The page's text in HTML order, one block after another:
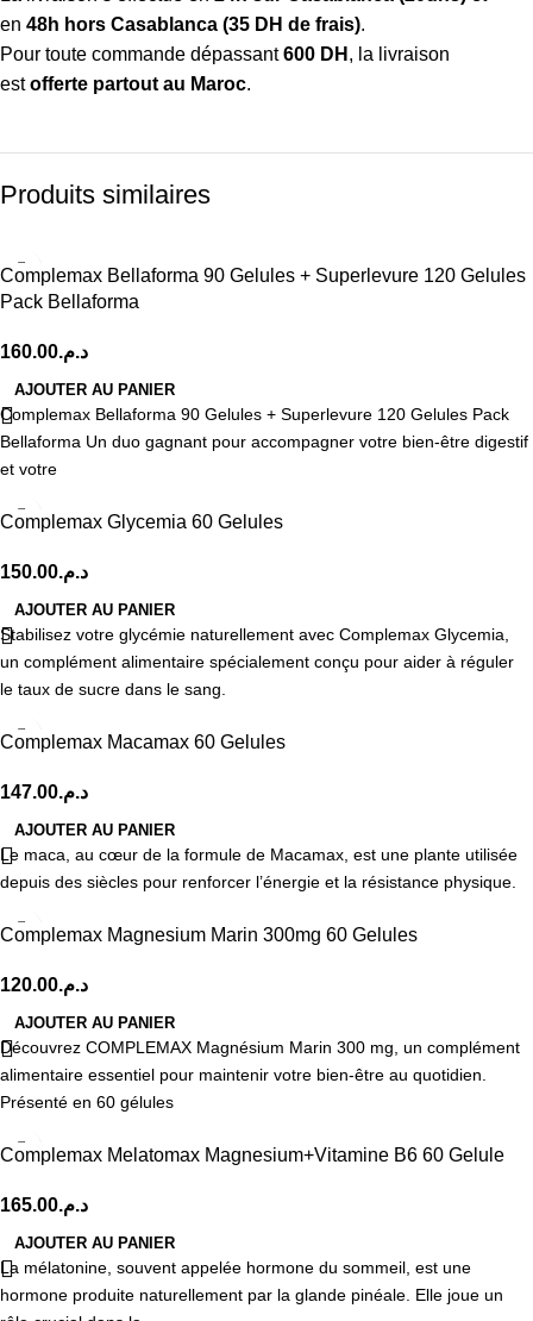
en 48h hors Casablanca (35 DH de frais).
Pour toute commande dépassant600 DH , la livraison
estofferte partout au Maroc.
Produits similaires
Complemax Bellaforma 90 Gelules + Superlevure 120 Gelules
Pack Bellaforma
د.م.160.00
AJOUTER AU PANIER
Complemax Bellaforma 90 Gelules + Superlevure 120 Gelules Pack
Bellaforma Un duo gagnant pour accompagner votre bien-être digestif
et votre
Complemax Glycemia 60 Gelules
د.م.150.00
AJOUTER AU PANIER
Stabilisez votre glycémie naturellement avec Complemax Glycemia,
un complément alimentaire spécialement conçu pour aider à réguler
le taux de sucre dans le sang.
Complemax Macamax 60 Gelules
د.م.147.00
AJOUTER AU PANIER
Le maca, au cœur de la formule de Macamax, est une plante utilisée
depuis des siècles pour renforcer l’énergie et la résistance physique.
Complemax Magnesium Marin 300mg 60 Gelules
د.م.120.00
AJOUTER AU PANIER
Découvrez COMPLEMAX Magnésium Marin 300 mg, un complément
alimentaire essentiel pour maintenir votre bien-être au quotidien.
Présenté en 60 gélules
Complemax Melatomax Magnesium+Vitamine B6 60 Gelule
د.م.165.00
AJOUTER AU PANIER
La mélatonine, souvent appelée hormone du sommeil, est une
hormone produite naturellement par la glande pinéale. Elle joue un